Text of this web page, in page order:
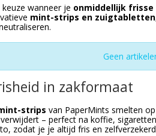
wanneer je onmiddellijk frisse
mint-strips en zuigtabletten
Geen
in zakformaat
strips van PaperMints smelten
– perfect na koffie,
zodat je je altijd fris en